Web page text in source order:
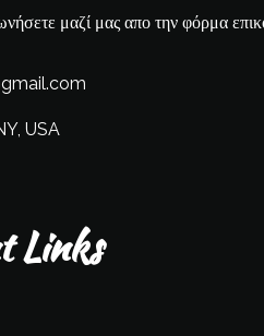
μαζί μας απο την φόρμα
USA
Links